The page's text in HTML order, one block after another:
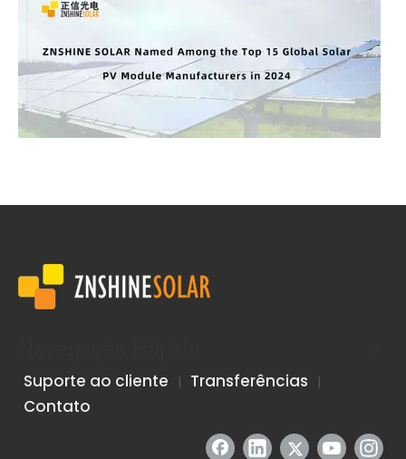
A ZNSHINE Solar, em colaboração com a Jiangsu Guofu
Suporte ao cliente | Transferências |
Contato